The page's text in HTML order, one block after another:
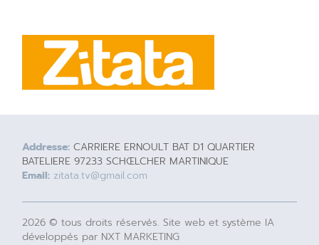
Addresse: CARRIERE ERNOULT BAT D1 QUARTIER
BATELIERE 97233 SCHŒLCHER MARTINIQUE
Email: zitata.tv@gmail.com
2026 © tous droits réservés. Site web et système IA
développés par NXT MARKETING